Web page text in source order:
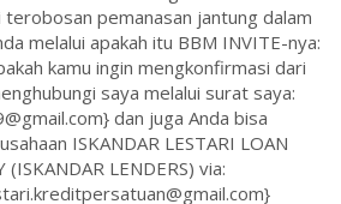
terobosan pemanasan jantung dalam
melalui apakah itu BBM INVITE-nya:
kamu ingin mengkonfirmasi dari
saya melalui surat saya:
dan juga Anda bisa
ISKANDAR LESTARI LOAN
(ISKANDAR LENDERS) via: